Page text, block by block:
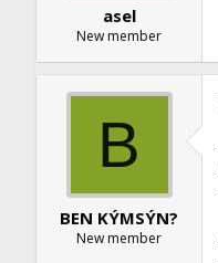
asel
New member
B
BEN KÝMSÝN?
New member